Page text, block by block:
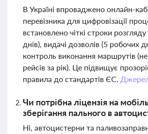
В Україні впроваджено онлайн-
перевізника для цифровізації
встановлено чіткі строки
днів), видачі дозволів (5 робочих
контроль виконання маршрутів
рейсів за рік). Це підвищує
правила до стандартів ЄС.
Чи потрібна ліцензія на
зберігання пального в
Ні, автоцистерни та